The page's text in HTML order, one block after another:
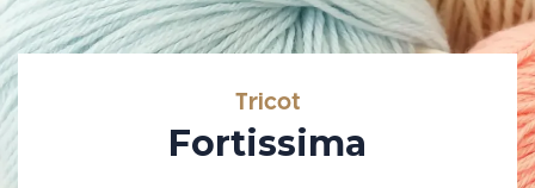
Tricot
Fortissima